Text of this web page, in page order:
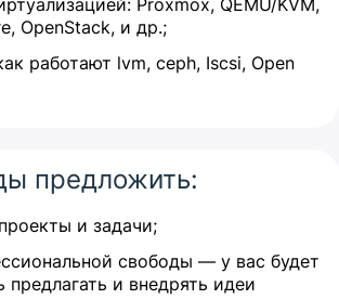
Proxmox, QEMU/KVM,
OpenStack, и др.;
работают lvm, ceph, Iscsi, Open
предложить:
и задачи;
свободы — у вас будет
и внедрять идеи